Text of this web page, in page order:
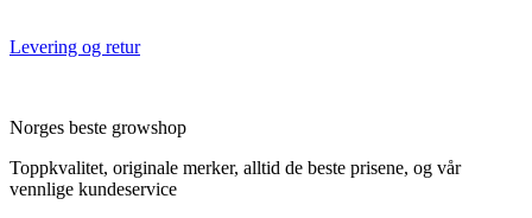
Levering og retur
Norges beste growshop
Toppkvalitet, originale merker, alltid de beste prisene, og vår
vennlige kundeservice